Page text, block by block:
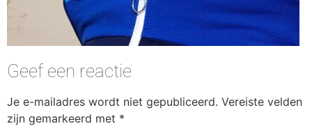
Geef een reactie
Je e-mailadres wordt niet gepubliceerd. Vereiste velden
zijn gemarkeerd met *